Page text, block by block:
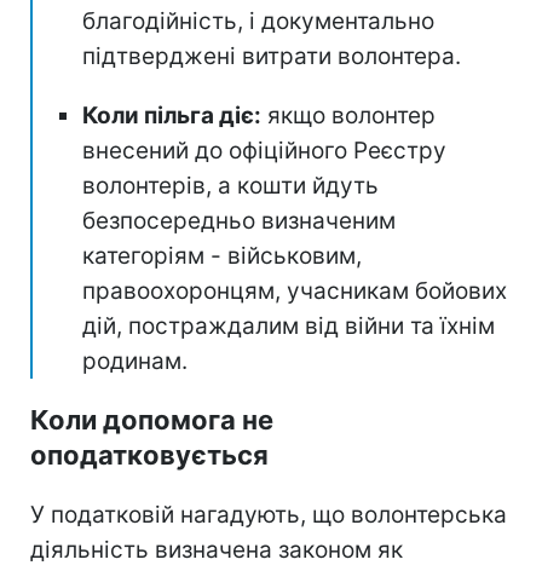
благодійність, і документально
підтверджені витрати волонтера.
Коли пільга діє: якщо волонтер
внесений до офіційного Реєстру
волонтерів, а кошти йдуть
безпосередньо визначеним
категоріям - військовим,
правоохоронцям, учасникам бойових
дій, постраждалим від війни та їхнім
родинам.
Коли допомога не
оподатковується
У податковій нагадують, що волонтерська
діяльність визначена законом як